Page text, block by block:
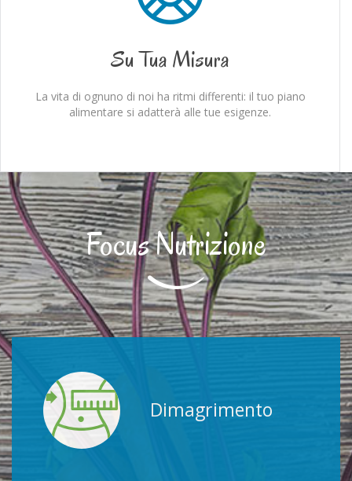
Su Tua Misura
La vita di ognuno di noi ha ritmi differenti: il tuo piano
alimentare si adatterà alle tue esigenze.
Focus Nutrizione
Dimagrimento